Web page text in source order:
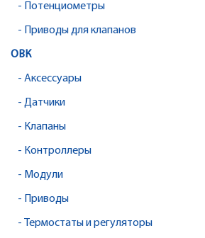
- Потенциометры
- Приводы для клапанов
ОВК
- Аксессуары
- Датчики
- Клапаны
- Контроллеры
- Модули
- Приводы
- Термостаты и регуляторы